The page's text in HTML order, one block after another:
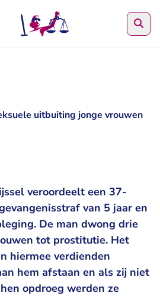
uitbuiting jonge vrouwen
veroordeelt een 37-
van 5 jaar en
De man dwong drie
tot prostitutie. Het
hiermee verdienden
hem afstaan en als zij niet
opdroeg werden ze